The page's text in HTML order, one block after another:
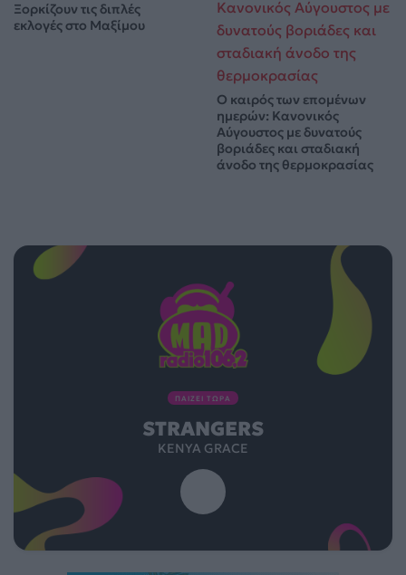
Ξορκίζουν τις διπλές
εκλογές στο Μαξίμου
Ο καιρός των επομένων
ημερών: Κανονικός
Αύγουστος με δυνατούς
βοριάδες και σταδιακή
άνοδο της θερμοκρασίας
ΠΑΙΖΕΙ ΤΩΡΑ
STRANGERS
KENYA GRACE